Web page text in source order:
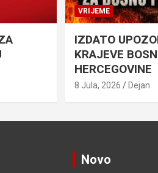
VRIJEME
IZDATO
KRAJEVE
HERCEGOVINE
8 Jula, 2026 Dejan
Novo